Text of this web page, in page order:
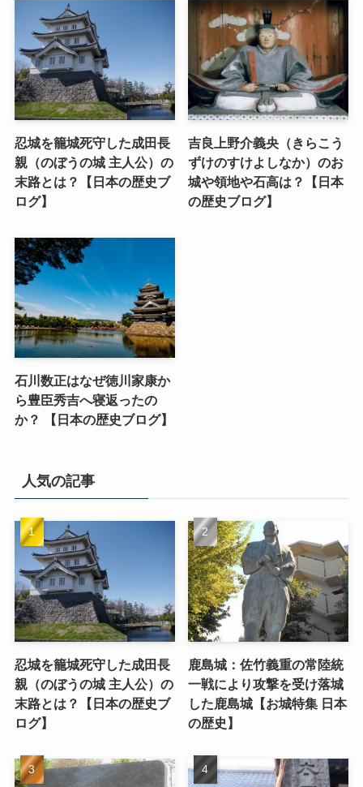
忍城を籠城死守した成田長
親（のぼうの城 主人公）の
末路とは？【日本の歴史ブ
ログ】
吉良上野介義央（きらこう
ずけのすけよしなか）のお
城や領地や石高は？【日本
の歴史ブログ】
石川数正はなぜ徳川家康か
ら豊臣秀吉へ寝返ったの
か？ 【日本の歴史ブログ】
人気の記事
忍城を籠城死守した成田長
親（のぼうの城 主人公）の
末路とは？【日本の歴史ブ
ログ】
鹿島城：佐竹義重の常陸統
一戦により攻撃を受け落城
した鹿島城【お城特集 日本
の歴史】